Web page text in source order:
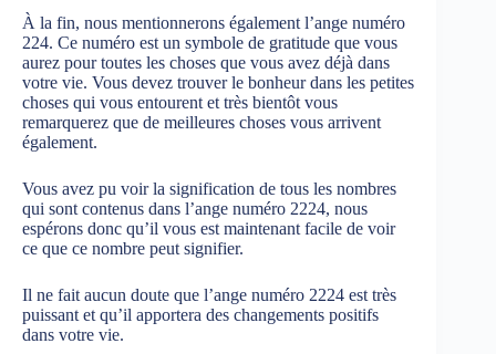
À la fin, nous mentionnerons également l’ange numéro
224. Ce numéro est un symbole de gratitude que vous
aurez pour toutes les choses que vous avez déjà dans
votre vie. Vous devez trouver le bonheur dans les petites
choses qui vous entourent et très bientôt vous
remarquerez que de meilleures choses vous arrivent
également.
Vous avez pu voir la signification de tous les nombres
qui sont contenus dans l’ange numéro 2224, nous
espérons donc qu’il vous est maintenant facile de voir
ce que ce nombre peut signifier.
Il ne fait aucun doute que l’ange numéro 2224 est très
puissant et qu’il apportera des changements positifs
dans votre vie.